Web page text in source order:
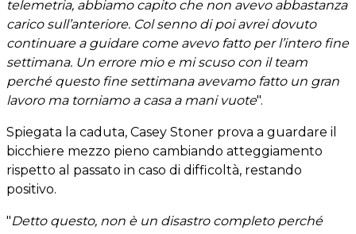
telemetria, abbiamo capito che non avevo abbastanza
carico sull’anteriore. Col senno di poi avrei dovuto
continuare a guidare come avevo fatto per l’intero fine
settimana. Un errore mio e mi scuso con il team
perché questo fine settimana avevamo fatto un gran
lavoro ma torniamo a casa a mani vuote".
Spiegata la caduta, Casey Stoner prova a guardare il
bicchiere mezzo pieno cambiando atteggiamento
rispetto al passato in caso di difficoltà, restando
positivo.
"Detto questo, non è un disastro completo perché